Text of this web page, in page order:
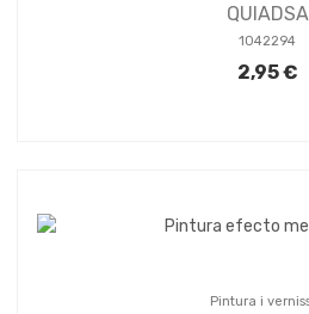
QUIADSA
1042294
2,95 €
Pintura i